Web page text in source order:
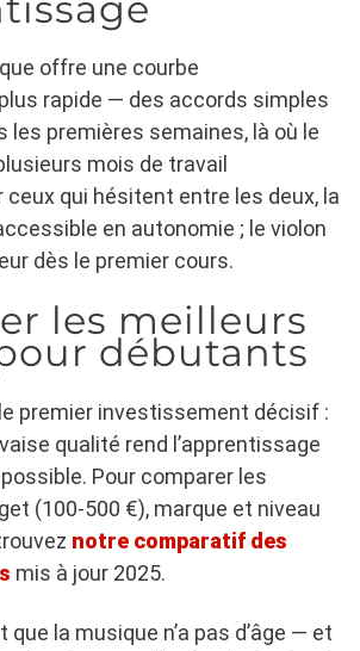
offre une courbe
rapide — des accords simples
les premières semaines, là où le
mois de travail
ceux qui hésitent entre les deux, la
en autonomie ; le violon
dès le premier cours.
les meilleurs
débutants
premier investissement décisif :
qualité rend l’apprentissage
Pour comparer les
(100-500 €), marque et niveau
notre comparatif des
mis à jour 2025.
que la musique n’a pas d’âge — et